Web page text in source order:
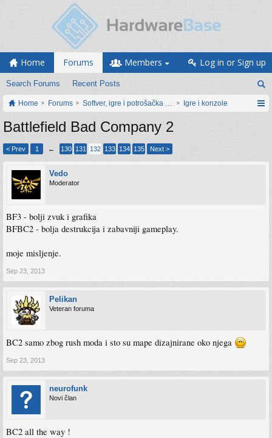
Home Forums
Search Forums Recent Posts
Members Log in or Sign up
Home Forums Softver, igre i potrošačka elektronikaIgre i konzole
Battlefield Bad Company 2
< Prev 1 ← 130 131 132 133 134 135 Next >
Vedo
Moderator
BF3 - bolji zvuk i grafika
BFBC2 - bolja destrukcija i zabavniji gameplay.
moje misljenje.
Sep 23, 2013
Pelikan
Veteran foruma
BC2 samo zbog rush moda i sto su mape dizajnirane oko njega
Sep 23, 2013
neurofunk
Novi član
BC2 all the way !